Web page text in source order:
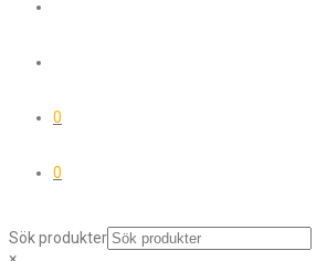
0
0
Sök produkter